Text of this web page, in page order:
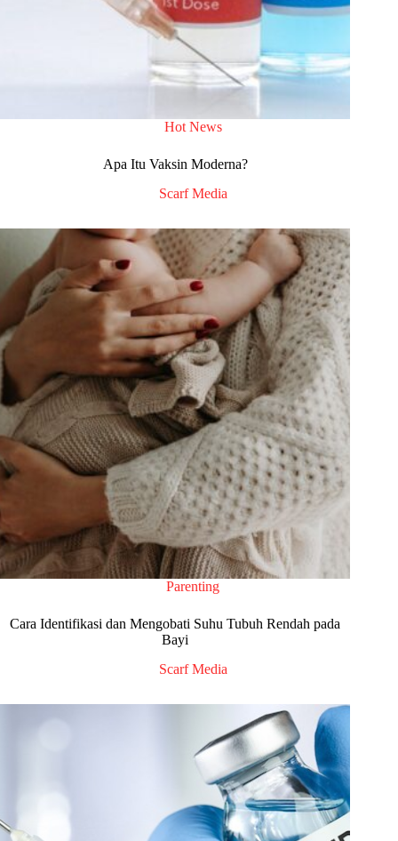
Hot News
Apa Itu Vaksin Moderna?
Scarf Media
Parenting
Cara Identifikasi dan Mengobati Suhu Tubuh Rendah pada
Bayi
Scarf Media